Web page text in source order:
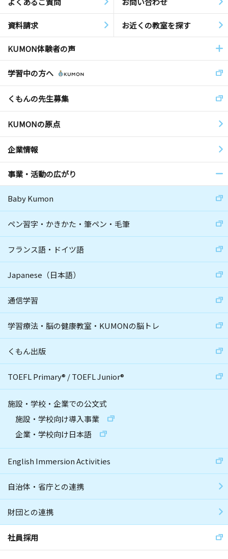
資料請求 お近くの教室を探す
KUMON体験者の声
学習中の方へ
くもんの先生募集
KUMONの原点
企業情報
事業・活動の広がり
Baby Kumon
ペン習字・かきかた・筆ペン・毛筆
フランス語・ドイツ語
Japanese（日本語）
通信学習
学習療法・脳の健康教室・KUMONの脳トレ
くもん出版
TOEFL Primary® /TOEFL Junior®
施設・学校・企業での公文式
施設・学校向け導入事業
企業・学校向け日本語
English Immersion Activities
自治体・省庁との連携
財団との連携
社員採用